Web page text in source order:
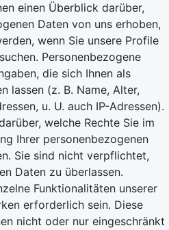
einen Überblick darüber,
Daten von uns erhoben,
wenn Sie unsere Profile
Personenbezogene
die sich Ihnen als
lassen (z. B. Name, Alter,
u. U. auch IP-Adressen).
welche Rechte Sie im
Ihrer personenbezogenen
Sie sind nicht verpflichtet,
Daten zu überlassen.
Funktionalitäten unserer
erforderlich sein. Diese
nicht oder nur eingeschränkt